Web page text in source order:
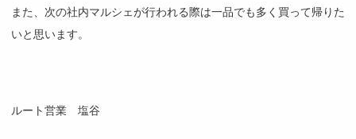
また、次の社内マルシェが行われる際は一品でも多く買って帰りた
いと思います。
ルート営業 塩谷